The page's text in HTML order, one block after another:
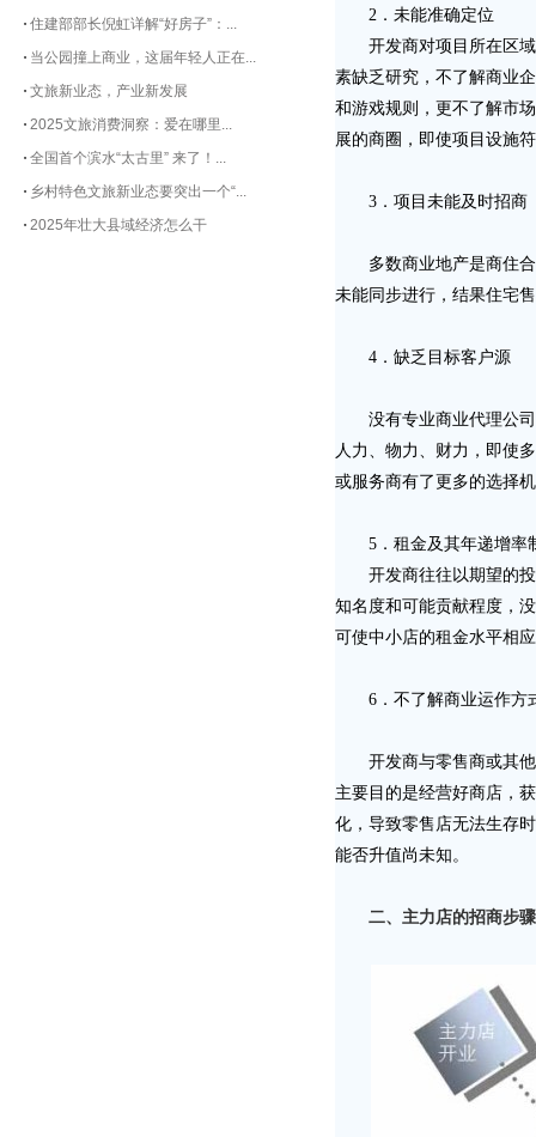
住建部部长倪虹详解“好房子”：...
当公园撞上商业，这届年轻人正在...
文旅新业态，产业新发展
2025文旅消费洞察：爱在哪里...
全国首个滨水“太古里” 来了！...
乡村特色文旅新业态要突出一个“...
2025年壮大县域经济怎么干
2．未能准确定位
开发商对项目所在区域
素缺乏研究，不了解商业
和游戏规则，更不了解市
展的商圈，即使项目设施
3．项目未能及时招商
多数商业地产是商住合
未能同步进行，结果住宅
4．缺乏目标客户源
没有专业商业代理公司
人力、物力、财力，即使
或服务商有了更多的选择
5．租金及其年递增率
开发商往往以期望的投
知名度和可能贡献程度，
可使中小店的租金水平相
6．不了解商业运作方
开发商与零售商或其他
主要目的是经营好商店，
化，导致零售店无法生存
能否升值尚未知。
二、主力店的招商步骤